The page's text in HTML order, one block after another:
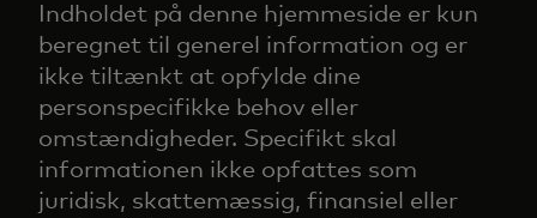
Indholdet på denne hjemmeside er kun
beregnet til generel information og er
ikke tiltænkt at opfylde dine
personspecifikke behov eller
omstændigheder. Specifikt skal
informationen ikke opfattes som
juridisk, skattemæssig, finansiel eller